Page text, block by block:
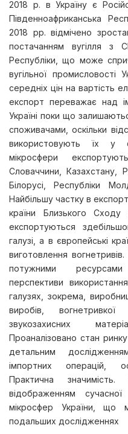
2018 р. в Україну є
Південноафриканська
2018 рр. відмічено
постачанням вугілля з
Республіки, що може
вугільної промисловості
середніх цін на вартість
експорт переважає над
Україні поки що
споживачами, оскільки
використовують їх у
мікросфери
Словаччини, Казахстану,
Білорусі, Республіки
Найбільшу частку в
країни Близького Сходу
експортуються
галузі, а в європейські
виготовлення
потужними
перспективи
галузях, зокрема,
виробів, вогнетривкої
звукозахисних
Проаналізовано стан
детальним
імпортних операцій,
Практична
відображенням
мікросфер України, що
подальших дослідженнях